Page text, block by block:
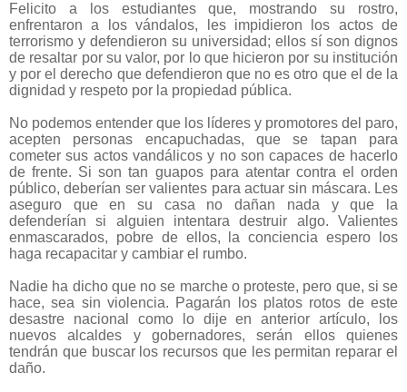
Felicito a los estudiantes que, mostrando su rostro,
enfrentaron a los vándalos, les impidieron los actos de
terrorismo y defendieron su universidad; ellos sí son dignos
de resaltar por su valor, por lo que hicieron por su institución
y por el derecho que defendieron que no es otro que el de la
dignidad y respeto por la propiedad pública.
No podemos entender que los líderes y promotores del paro,
acepten personas encapuchadas, que se tapan para
cometer sus actos vandálicos y no son capaces de hacerlo
de frente. Si son tan guapos para atentar contra el orden
público, deberían ser valientes para actuar sin máscara. Les
aseguro que en su casa no dañan nada y que la
defenderían si alguien intentara destruir algo. Valientes
enmascarados, pobre de ellos, la conciencia espero los
haga recapacitar y cambiar el rumbo.
Nadie ha dicho que no se marche o proteste, pero que, si se
hace, sea sin violencia. Pagarán los platos rotos de este
desastre nacional como lo dije en anterior artículo, los
nuevos alcaldes y gobernadores, serán ellos quienes
tendrán que buscar los recursos que les permitan reparar el
daño.